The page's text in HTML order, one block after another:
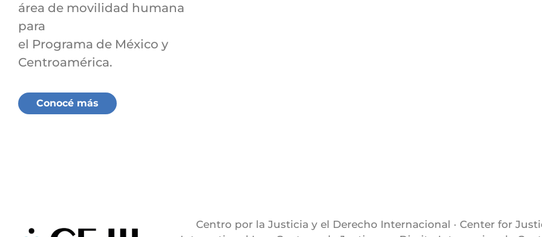
área de movilidad humana
para
el Programa de México y
Centroamérica.
Conocé más
Centro por la Justicia y el Derecho Internacional · Center for